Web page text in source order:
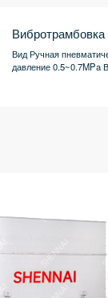
Вид Ручная
давление 0.5~0.7MPa